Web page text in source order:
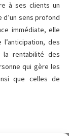
à ses clients un
sens profond
immédiate, elle
des
rentabilité des
qui gère les
que celles de